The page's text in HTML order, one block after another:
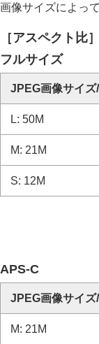
MENU一覧から
撮影機能を活用
フ
顔/
画
タ
シ
画像サイズによっ
［アスペクト比］
フルサイズ
JPEG画像サイズ/
L: 50M
M: 21M
S: 12M
APS-C
JPEG画像サイズ/
M: 21M